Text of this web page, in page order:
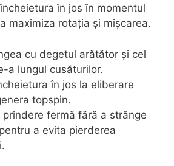
în jos în momentul
maximiza rotația și mișcarea.
cu degetul arătător și cel
a lungul cusăturilor.
în jos la eliberare
topspin.
prindere fermă fără a strânge
a evita pierderea